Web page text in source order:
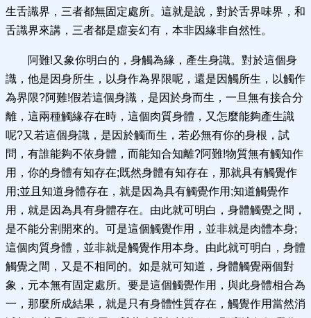
生舌識界，三者都無固定處所。這就是說，對於舌界味界，和
舌識界來講，三者都是虛妄幻有，本非因緣非自然性。
阿難!又象你明白的，身觸為緣，產生身識。對於這個身
識，他是因身所生，以身作為界限呢，還是因觸所生，以觸作
為界限?阿難!假若這個身識，是因於身而生，一旦無有接合分
離，這兩種觸緣存在時，這個肉質身體，又怎麼能夠產生識
呢?又若這個身識，是因於觸而生，若必無有你的身根，試
問，有誰能夠不依身體，而能知合知離?阿難!物質無有觸知作
用，你的身體有知存在;既然身體有知存在，那就具有觸覺作
用;並且知道身體存在，就是因為具有觸覺作用;知道觸覺作
用，就是因為具有身體存在。由此就可明白，身體觸覺之間，
是不能分割開來的。可是這個觸覺作用，並非就是肉體本身;
這個肉質身體，並非就是觸覺作用本身。由此就可明白，身體
觸覺之間，又是不相同的。如是就可知道，身體觸覺兩個對
象，元本無有固定處所。要是這個觸覺作用，與此身體相合為
一，那麼所成結果，就是只有身體性質存在，觸覺作用當然消